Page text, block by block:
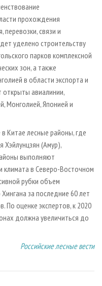
прохождения
связи и
уделено строительству
парков комплексной
зон, а также
в области экспорта и
авиалинии,
Монголией, Японией и
Китае лесные районы, где
Хэйлунцзян (Амур),
выполняют
климата в Северо-Восточном
рубки объем
за последние 60 лет
По оценке экспертов, к 2020
должна увеличиться до
Российские лесные вести